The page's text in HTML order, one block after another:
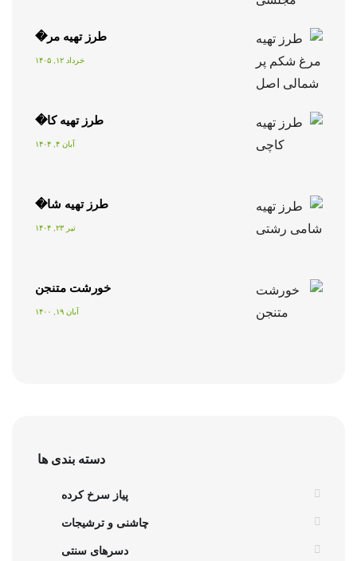
طرز تهیه مر�
خرداد ۱۲, ۱۴۰۵
طرز تهیه کا�
آبان ۴, ۱۴۰۴
طرز تهیه شا�
تیر ۲۳, ۱۴۰۴
خورشت متنجن
آبان ۱۹, ۱۴۰۰
دسته بندی ها
پیاز سرخ کرده
چاشنی و ترشیجات
دسرهای سنتی